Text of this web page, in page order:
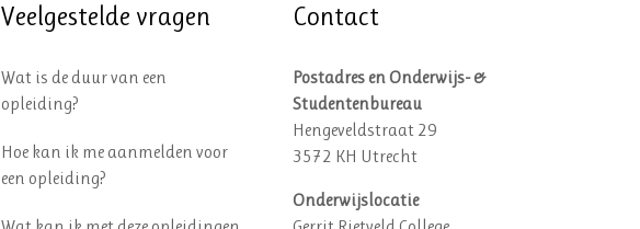
Veelgestelde vragen
Wat is de duur van een
opleiding?
Hoe kan ik me aanmelden voor
een opleiding?
Contact
Postadres en Onderwijs- &
Studentenbureau
Hengeveldstraat 29
3572 KH Utrecht
Onderwijslocatie